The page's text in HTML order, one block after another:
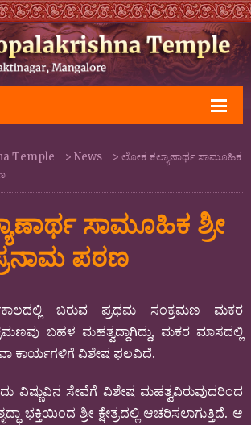
Temple > News > ಲೋಕ ಕಲ್ಯಾಣಾರ್ಥ ಸಾಮೂಹಿಕ
ಸಾಮೂಹಿಕ ಶ್ರೀ
ಪಠಣ
ಬರುವ ಪ್ರಥಮ ಸಂಕ್ರಮಣ ಮಕರ
ಬಹಳ ಮಹತ್ವದ್ದಾಗಿದ್ದು, ಮಕರ ಮಾಸದಲ್ಲಿ
ಕಾರ್ಯಗಳಿಗೆ ವಿಶೇಷ ಫಲವಿದೆ.
ವಿಷ್ಣುವಿನ ಸೇವೆಗೆ ವಿಶೇಷ ಮಹತ್ವವಿರುವುದರಿಂದ
ಭಕ್ತಿಯಿಂದ ಶ್ರೀ ಕ್ಷೇತ್ರದಲ್ಲಿ ಆಚರಿಸಲಾಗುತ್ತಿದೆ. ಆ